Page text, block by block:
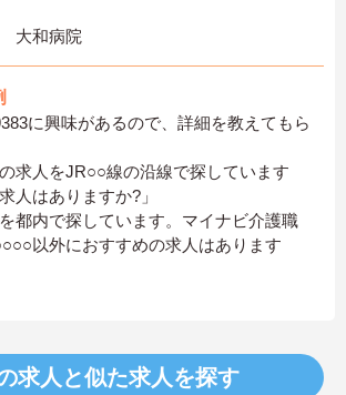
大和病院
に興味があるので、詳細を教えてもら
の求人をJR○○線の沿線で探しています
人はありますか?」
を都内で探しています。マイナビ介護職
以外におすすめの求人はあります
求人と似た求人を探す